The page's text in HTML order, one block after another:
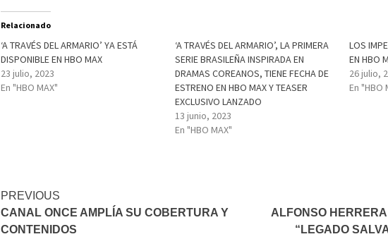
Relacionado
‘A TRAVÉS DEL ARMARIO’ YA ESTÁ
DISPONIBLE EN HBO MAX
23 julio, 2023
En "HBO MAX"
‘A TRAVÉS DEL ARMARIO’, LA PRIMERA
SERIE BRASILEÑA INSPIRADA EN
DRAMAS COREANOS, TIENE FECHA DE
ESTRENO EN HBO MAX Y TEASER
EXCLUSIVO LANZADO
13 junio, 2023
En "HBO MAX"
LOS
EN HBO
26 julio,
En "HBO
Post
navigation
PREVIOUS
CANAL ONCE AMPLÍA SU COBERTURA Y
CONTENIDOS
ALFONSO
“LEGADO